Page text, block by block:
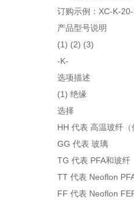
订购示例：XC-K-
产品型号说明
(1) (2) (3)
-K-
选项描述
(1) 绝缘
选择
HH 代表 高温玻纤（
GG 代表 玻璃
TG 代表 PFA和玻纤
TT 代表 Neoflon
FF 代表 Neoflon